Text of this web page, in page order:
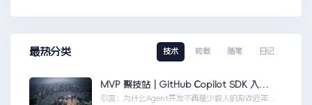
最热分类 技术 转载 随笔 日记
MVP 聚技站｜GitHub Copilot SDK 入门：五分钟构建你的第一个 AI Agent
引言：为什么Agent开发不再是少数人的游戏近年